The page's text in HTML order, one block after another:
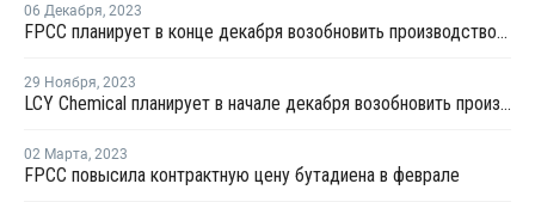
06 Декабря, 2023
FPCC планирует в конце декабря возобновить производство на крекинг-установке №3 в Майлиао
29 Ноября, 2023
LCY Chemical планирует в начале декабря возобновить производство ПП на линии №4 в Тайване
02 Марта, 2023
FPCC повысила контрактную цену бутадиена в феврале